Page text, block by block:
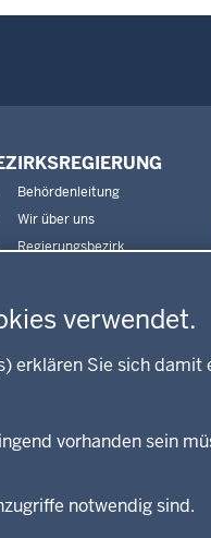
verwendet.
Sie sich damit
vorhanden sein
notwendig sind.
Behördenleitung
Wir über uns
Regierungsbezirk